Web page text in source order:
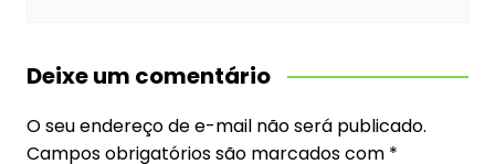
Deixe um comentário
O seu endereço de e-mail não será publicado.
Campos obrigatórios são marcados com *